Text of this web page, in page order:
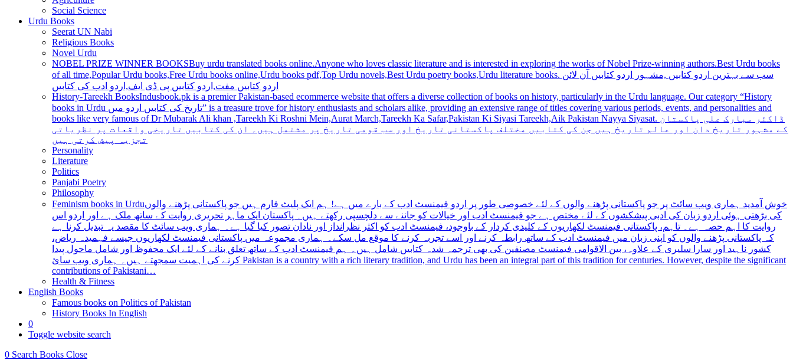
Social Science
Urdu Books
Seerat UN Nabi
Religious Books
Novel Urdu
NOBEL PRIZE WINNER BOOKSBuy urdu translated books online.Anyone who loves classic literature and is interested in exploring the works of Nobel Prize-winning authors.Best Urdu books
of all time,Popular Urdu books,Free Urdu books online,Urdu books pdf,Top Urdu novels,Best Urdu poetry books,Urdu literature books. سب سے بہترین اردو کتابیں ,مشہور اردو کتابیں آن لائن
اردو کتابیں مفت,اردو کتابیں پی ڈی ایف,اردو ادب کی کتابیں
History-Tareekh BooksIndusbook.pk is a premier Pakistan-based ecommerce website that offers a diverse collection of books on history, particularly in the Urdu language. Our category “History
books in Urdu تاریخ کی کتابیں اردو میں” is a treasure trove for history enthusiasts and scholars alike, providing an extensive range of titles covering various periods, events, and personalities and
books like very famous of Dr Mubarak Ali khan ,Tareekh Ki Roshni Mein,Aurat March,Tareekh Ka Safar,Pakistan Ki Siyasi Tareekh,Aik Pakistan Nayya Siyasat. ڈاکٹر مبارک علی پاکستان
کے مشہور تاریخ دان اور عالم تاریخ ہیں جن کی کتابیں مختلف پاکستانی تاریخ اور سب قومی تاریخ پر مشتمل ہیں۔ ان کی کتابیں تاریخی واقعات پر نظریاتی
تجزیہ پیش کرتی ہیں
Personality
Literature
Politics
Panjabi Poetry
Philosophy
Feminism books in Urduخوش آمدید ہماری ویب سائٹ پر جو پاکستانی پڑھنے والوں کے لئے خصوصی طور پر اردو فیمنسٹ ادب کے بارے میں ہے! ہم ایک پلیٹ فارم ہیں جو پاکستانی پڑھنے والوں
کی بڑھتی ہوئی اردو زبان کی ادبی پیشکشوں کے لئے مختص ہے جو فیمنسٹ ادب اور خیالات کو جاننے سے دلچسپی رکھتے ہیں۔ پاکستان ایک ماہر تحریری روایت کے ساتھ ملک ہے اور اردو اس
روایت کا اہم حصہ ہے۔ تاہم، پاکستانی فیمنسٹ لکھاریوں کے کلیدی کردار کے باوجود، فیمنسٹ ادب کو اکثر نظرانداز اور نادان تصور کیا گیا ہے۔ ہماری ویب سائٹ کا مقصد یہ تبدیل کرنا ہے
کہ پاکستانی پڑھنے والوں کو اپنی زبان میں فیمنسٹ ادب کے ساتھ رابطہ کرنے اور اسے تجربہ کرنے کا موقع مل سکے۔ ہماری مجموعہ میں پاکستانی فیمنسٹ لکھاریوں جیسے فہمیدہ ریاض،
کشور ناہید اور سارا سلیری کے علاوہ، بین الاقوامی فیمنسٹ مصنفین کی بھی ترجمہ شدہ کتابیں شامل ہیں۔ ہم فیمنسٹ ادب کے ساتھ تعلق بنانے کے لئے ایک محفوظ اور شامل ماحول پیدا
کرنے کی اہمیت سمجھتے ہیں۔ ہماری ویب سائ Pakistan is a country with a rich literary tradition, and Urdu has been an integral part of this tradition for centuries. However, despite the significant
contributions of Pakistani…
Health & Fitness
English Books
Famous books on Politics of Pakistan
History Books In English
0
Toggle website search
0 Search Books Close